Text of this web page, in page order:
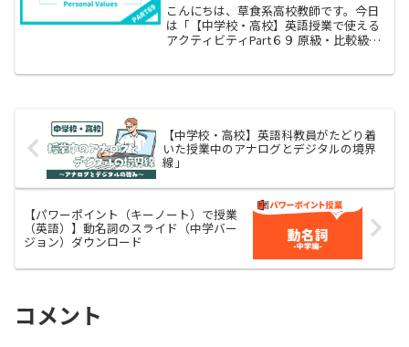
こんにちは、草食系高校教師です。今日
は「【中学校・高校】英語授業で使える
アクティビティPart６９ 原級・比較級・
【中学校・高校】英語科教員がたどり着
いた授業中のアナログとデジタルの境界
線」
【パワーポイント（キーノート）で授業
（英語）】動名詞のスライド（中学バー
ジョン）ダウンロード
コメント